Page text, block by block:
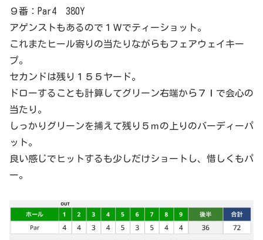
９番：Par4 380Y
アゲンストもあるので１Ｗでティーショット。
これまたヒール寄りの当たりながらもフェアウェイキー
プ。
セカンドは残り１５５ヤード。
ドローすることも計算してグリーン右端から７Ｉで会心の
当たり。
しっかりグリーンを捕えて残り５ｍの上りのバーディーパ
ット。
良い感じでヒットするも少しだけショートし、惜しくもパ
ー。